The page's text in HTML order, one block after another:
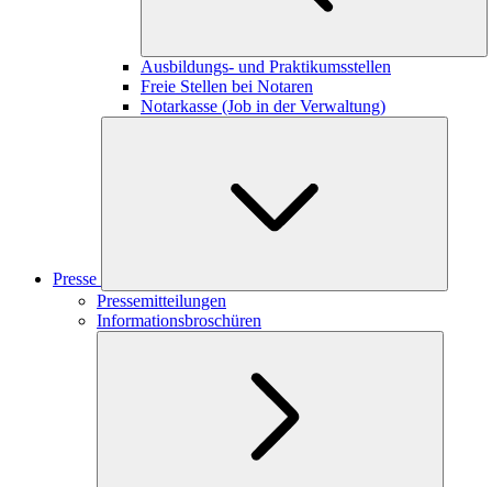
Ausbildungs- und Praktikumsstellen
Freie Stellen bei Notaren
Notarkasse (Job in der Verwaltung)
Presse
Pressemitteilungen
Informationsbroschüren